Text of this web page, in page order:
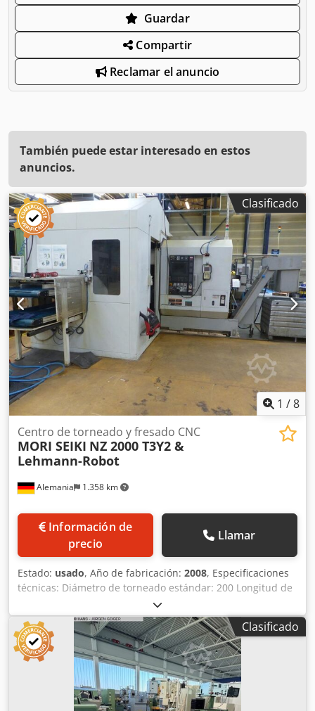
Guardar
Compartir
Reclamar el anuncio
También puede estar interesado en estos
anuncios.
Clasificado
1 /8
Alemania 1.358 km
Centro de torneado y fresado CNC
MORI SEIKI NZ 2000 T3Y2 &
Lehmann-Robot
Información de
precio
Llamar
Estado: usado, Año de fabricación: 2008, Especificaciones
técnicas: Diámetro de torneado estándar: 200 Longitud de
torneado: máx. 810 mm Control: MSX-701 MAPPS III
Diámetro de torneado sobre el carro: 800 mm Distancia
máxima entre centros: 1130 mm Diámetro de torneado
máximo: 320 mm Diámetro máximo de la pieza de trabajo:
300 mm Diámetro de la barra: 65 mm Recorrido del eje X 1:
210 Recorrido del eje X 2: 210 mm Recorrido del eje X 3:
210 mm Recorrido del eje Y 1: 110 (+65/-45) mm Recorrido
del eje Y 2: 110 (+45/-65) mm Recorrido del eje Z 1: 300 mm
Clasificado